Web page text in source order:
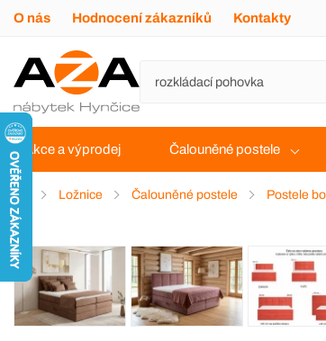
O nás Hodnocení zákazníků Kontakty
Akce a výprodej Čalouněné postele
Ložnice Čalouněné postele Postele
VÝROBA
DOPRAVA ZDARMA